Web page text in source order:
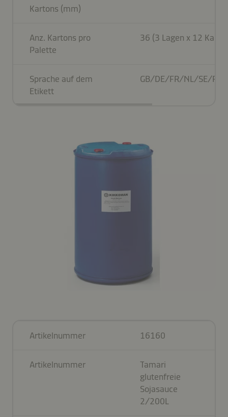
Kartons (mm)
Anz. Kartons pro
Palette
36 (3 Lagen x 12
Sprache auf dem
Etikett
GB/DE/FR/NL/SE/FI/
Artikelnummer 16160
Artikelnummer
Tamari
glutenfreie
Sojasauce
2/200L